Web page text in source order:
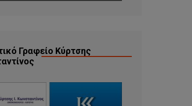
Γραφείο Κύρτσης